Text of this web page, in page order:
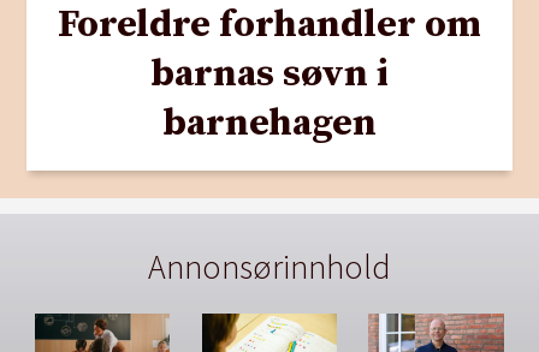
Foreldre forhandler om
barnas søvn i
barnehagen
Annonsørinnhold